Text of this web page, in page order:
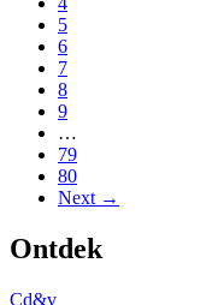
5
6
7
8
9
…
79
80
Next →
Ontdek
Cd&v